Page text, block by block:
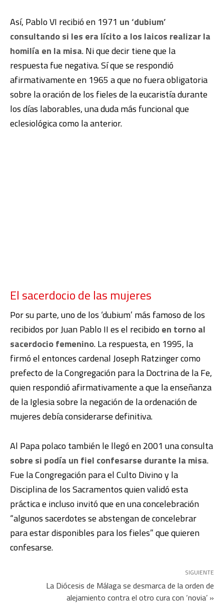
Así, Pablo VI recibió en 1971 un ‘dubium’
consultando si les era lícito a los laicos realizar la
homilía en la misa. Ni que decir tiene que la
respuesta fue negativa. Sí que se respondió
afirmativamente en 1965 a que no fuera obligatoria
sobre la oración de los fieles de la eucaristía durante
los días laborables, una duda más funcional que
eclesiológica como la anterior.
El sacerdocio de las mujeres
Por su parte, uno de los ‘dubium’ más famoso de los
recibidos por Juan Pablo II es el recibido en torno al
sacerdocio femenino. Larespuesta, en 1995, la
firmó elentoncescardenal Joseph Ratzingercomo
prefecto de la Congregación para la Doctrina de la Fe,
quien respondió afirmativamente a que la enseñanza
de la Iglesia sobre la negación de la ordenación de
mujeres debía considerarse definitiva.
Al Papa polaco también le llegó en 2001 una consulta
sobre si podía un fiel confesarse durante la misa.
Fue laCongregación para el Culto Divino y la
Disciplina de los Sacramentosquien validó esta
práctica e incluso invitó que en una concelebración
“algunos sacerdotes se abstengan de concelebrar
para estar disponibles para los fieles” que quieren
confesarse.
SIGUIENTE
La Diócesis de Málaga se desmarca de la orden de
alejamiento contra el otro cura con ‘novia’ »